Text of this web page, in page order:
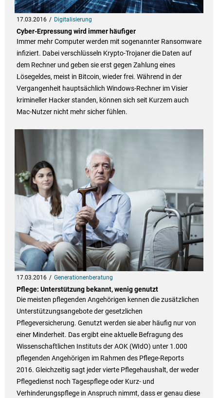
17.03.2016 Digitalisierung
Cyber-Erpressung wird immer häufiger
Immer mehr Computer werden mit sogenannter Ransomware
infiziert. Dabei verschlüsseln Krypto-Trojaner die Daten auf
dem Rechner und geben sie erst gegen Zahlung eines
Lösegeldes, meist in Bitcoin, wieder frei. Während in der
Vergangenheit hauptsächlich Windows-Rechner im Visier
krimineller Hacker standen, können sich seit Kurzem auch
Mac-Nutzer nicht mehr sicher fühlen.
17.03.2016 Generationenberatung
Pflege: Unterstützung bekannt, wenig genutzt
Die meisten pflegenden Angehörigen kennen die zusätzlichen
Unterstützungsangebote der gesetzlichen
Pflegeversicherung. Genutzt werden sie aber häufig nur von
einer Minderheit. Das ergibt eine aktuelle Befragung des
Wissenschaftlichen Instituts der AOK (WIdO) unter 1.000
pflegenden Angehörigen im Rahmen des Pflege-Reports
2016. Gleichzeitig sagt jeder vierte Pflegehaushalt, der weder
Pflegedienst noch Tagespflege oder Kurz- und
Verhinderungspflege in Anspruch nimmt, dass er genau diese